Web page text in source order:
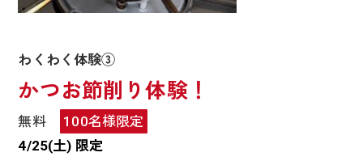
わくわく体験③
かつお節削り体験！
無料
100名様限定
4/25(土) 限定